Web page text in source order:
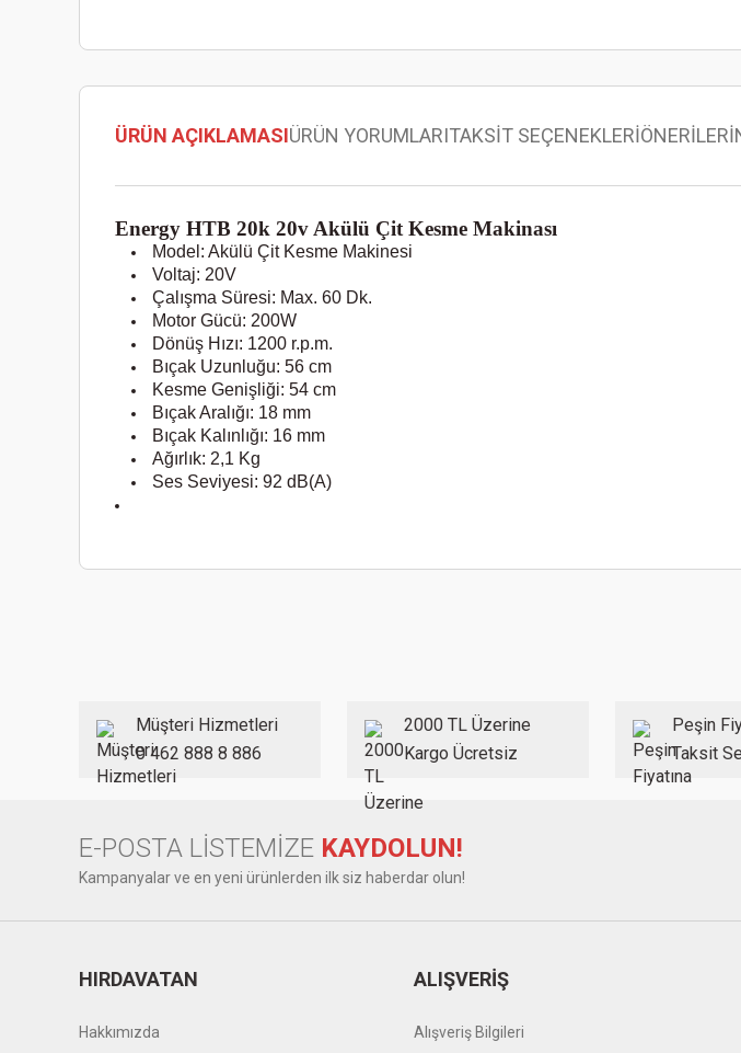
ÜRÜN AÇIKLAMASIÜRÜN YORUMLARITAKSİT SEÇENEKLERİ
Energy HTB 20k 20v Akülü Çit Kesme Makinası
Model: Akülü Çit Kesme Makinesi
Voltaj: 20V
Çalışma Süresi: Max. 60 Dk.
Motor Gücü: 200W
Dönüş Hızı: 1200 r.p.m.
Bıçak Uzunluğu: 56 cm
Kesme Genişliği: 54 cm
Bıçak Aralığı: 18 mm
Bıçak Kalınlığı: 16 mm
Ağırlık: 2,1 Kg
Ses Seviyesi: 92 dB(A)
Ürün bilgilerinde hatalar bulunuyor.
Ürün fiyatı diğer sitelerden daha pahalı.
Bu ürüne benzer farklı alternatifler olmalı.
Müşteri Hizmetleri
0 462 888 8 886
2000 TL Üzerine
Kargo Ücretsiz
Peşin
Taksit
E-POSTA LİSTEMİZE KAYDOLUN!
Kampanyalar ve en yeni ürünlerden ilk siz haberdar olun!
HIRDAVATAN
Hakkımızda
ALIŞVERİŞ
Alışveriş Bilgileri